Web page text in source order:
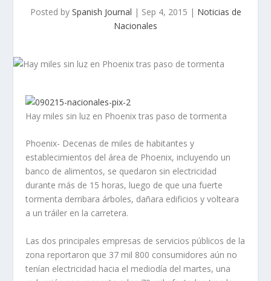
Posted by Spanish Journal | Sep 4, 2015 | Noticias de
Nacionales
Hay miles sin luz en Phoenix tras paso de tormenta
Phoenix- Decenas de miles de habitantes y
establecimientos del área de Phoenix, incluyendo un
banco de alimentos, se quedaron sin electricidad
durante más de 15 horas, luego de que una fuerte
tormenta derribara árboles, dañara edificios y volteara
a un tráiler en la carretera.
Las dos principales empresas de servicios públicos de la
zona reportaron que 37 mil 800 consumidores aún no
tenían electricidad hacia el mediodía del martes, una